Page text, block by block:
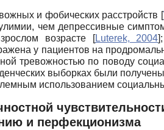
и фобических расстройств [
чем депрессивные
возрасте
[Luterek, 2004]
у пациентов на
тревожностью по поводу
выборках были
использованием
и перфекционизма